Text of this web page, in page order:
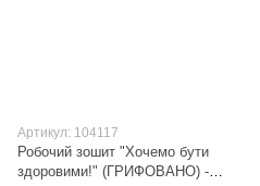
Артикул: 104117
Робочий зошит "Хочемо бути
здоровими!" (ГРИФОВАНО) -